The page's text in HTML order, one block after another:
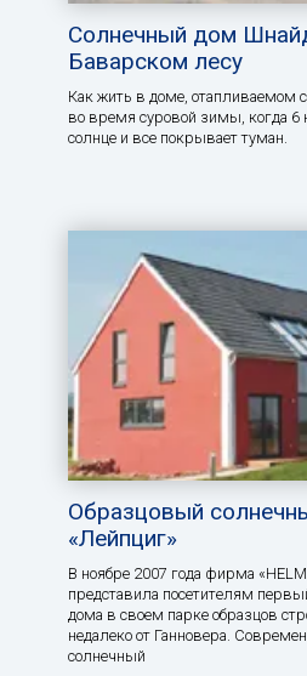
Солнечный дом
Баварском лесу
Как жить в доме, отапливаемом
во время суровой зимы, когда 6
солнце и все покрывает туман.
Образцовый
«Лейпциг»
В ноябре 2007 года фирма
представила посетителям
дома в своем парке образцов
недалеко от Ганновера.
солнечный